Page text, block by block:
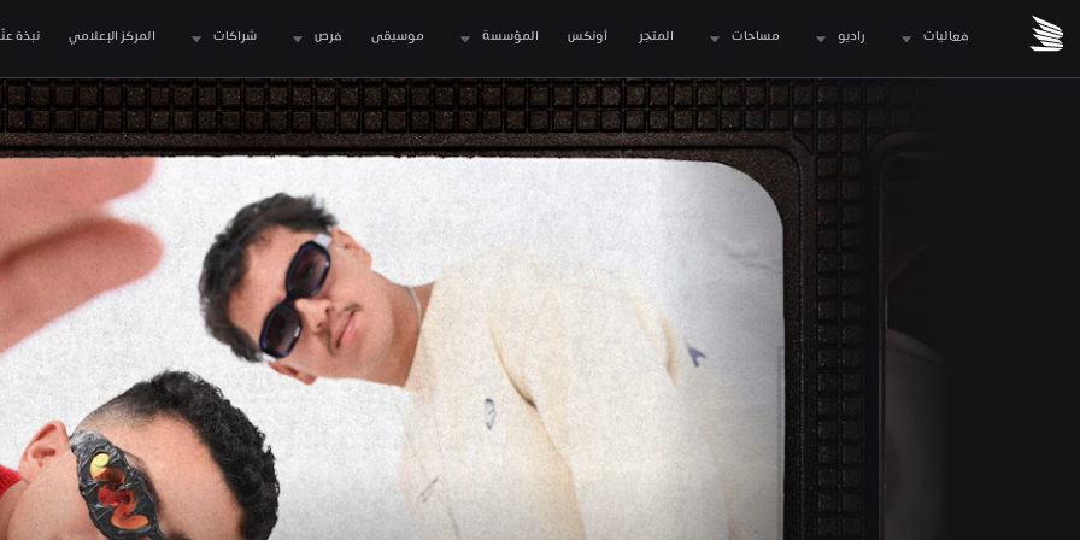
فعاليات راديو مساحات المتجر المؤسسة موسيقى فرص شراكات المركز الإعلامي نبذة